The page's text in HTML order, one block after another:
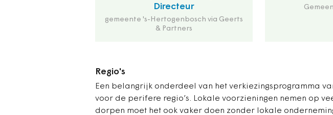
Directeur
gemeente 's-Hertogenbosch via Geerts
& Partners
Regio's
Een belangrijk onderdeel van het verkiezingsprogramma
voor de perifere regio’s. Lokale voorzieningen nemen op
dorpen moet het ook vaker doen zonder lokale